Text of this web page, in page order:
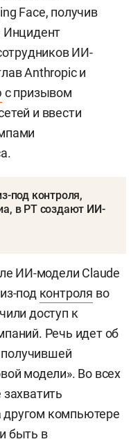
Face, получив
Инцидент
ИИ-
Anthropic и
с призывом
и ввести
под контроля,
в РТ создают ИИ-
ИИ-модели Claude
под контроля во
доступ к
Речь идет об
модели». Во всех
компьютере
быть в